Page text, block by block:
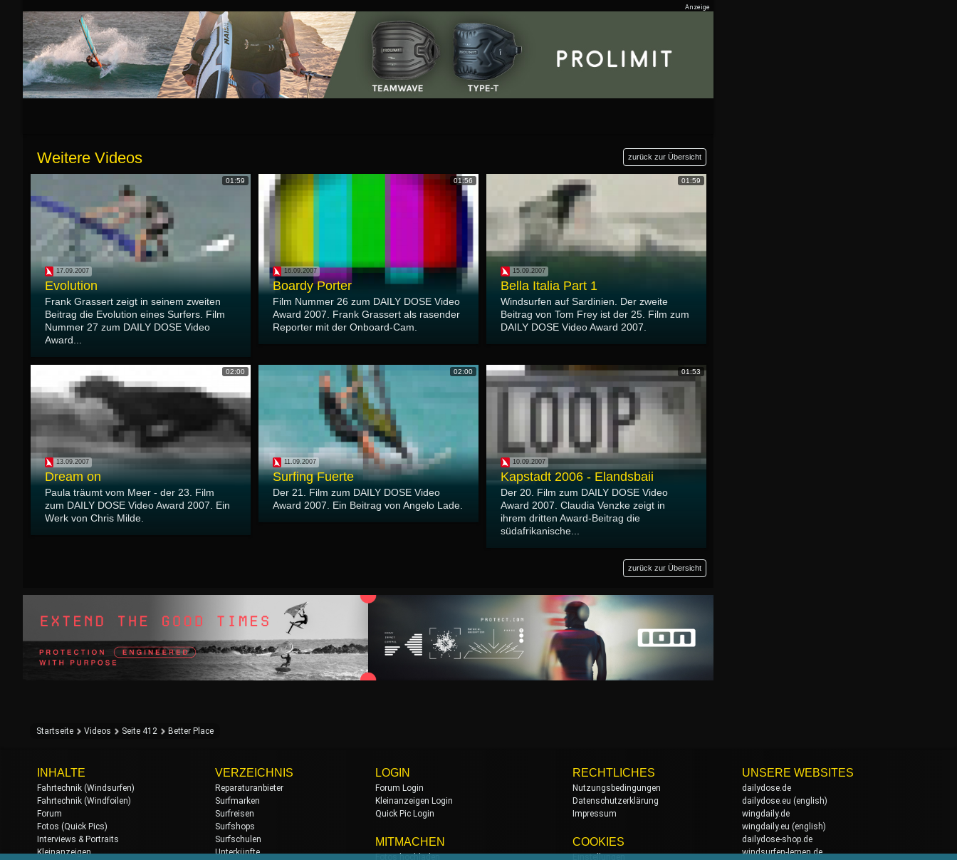
Weitere Videos zurück zur Übersicht
01:59
17.09.2007
Evolution
Frank Grassert zeigt in seinem zweiten
Beitrag die Evolution eines Surfers. Film
Nummer 27 zum DAILY DOSE Video
Award...
01:56
16.09.2007
Boardy Porter
Film Nummer 26 zum DAILY DOSE Video
Award 2007. Frank Grassert als rasender
Reporter mit der Onboard-Cam.
01:59
15.09.2007
Bella Italia Part 1
Windsurfen auf Sardinien. Der zweite
Beitrag von Tom Frey ist der 25. Film zum
DAILY DOSE Video Award 2007.
02:00
13.09.2007
Dream on
Paula träumt vom Meer - der 23. Film
zum DAILY DOSE Video Award 2007. Ein
Werk von Chris Milde.
02:00
11.09.2007
Surfing Fuerte
Der 21. Film zum DAILY DOSE Video
Award 2007. Ein Beitrag von Angelo Lade.
01:53
10.09.2007
Kapstadt 2006 - Elandsbaii
Der 20. Film zum DAILY DOSE Video
Award 2007. Claudia Venzke zeigt in
ihrem dritten Award-Beitrag die
südafrikanische...
zurück zur Übersicht
Startseite Videos Seite 412 Better Place
INHALTE
Fahrtechnik (Windsurfen)
Fahrtechnik (Windfoilen)
Forum
Fotos (Quick Pics)
Interviews & Portraits
Kleinanzeigen
VERZEICHNIS
Reparaturanbieter
Surfmarken
Surfreisen
Surfshops
Surfschulen
Unterkünfte
LOGIN
Forum Login
Kleinanzeigen Login
Quick Pic Login
MITMACHEN
Fotos hochladen
RECHTLICHES
Nutzungsbedingungen
Datenschutzerklärung
Impressum
COOKIES
Einstellungen
UNSERE WEBSITES
dailydose.de
dailydose.eu (english)
wingdaily.de
wingdaily.eu (english)
dailydose-shop.de
windsurfen-lernen.de